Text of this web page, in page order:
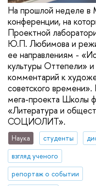
На прошлой неделе в
конференции, на
Проектной
Ю.П. Любимова и
ее направлениям -
культуры Оттепели»
комментарий к
советского
мега-проекта Школы
«Литература и
СОЦИОЛИТ».
Наука студенты
взгляд ученого
репортаж о событии